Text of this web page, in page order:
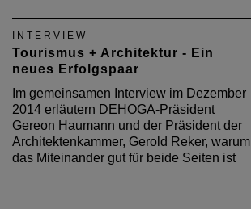
INTERVIEW
Tourismus + Architektur - Ein
neues Erfolgspaar
Im gemeinsamen Interview im Dezember
2014 erläutern DEHOGA-Präsident
Gereon Haumann und der Präsident der
Architektenkammer, Gerold Reker, warum
das Miteinander gut für beide Seiten ist